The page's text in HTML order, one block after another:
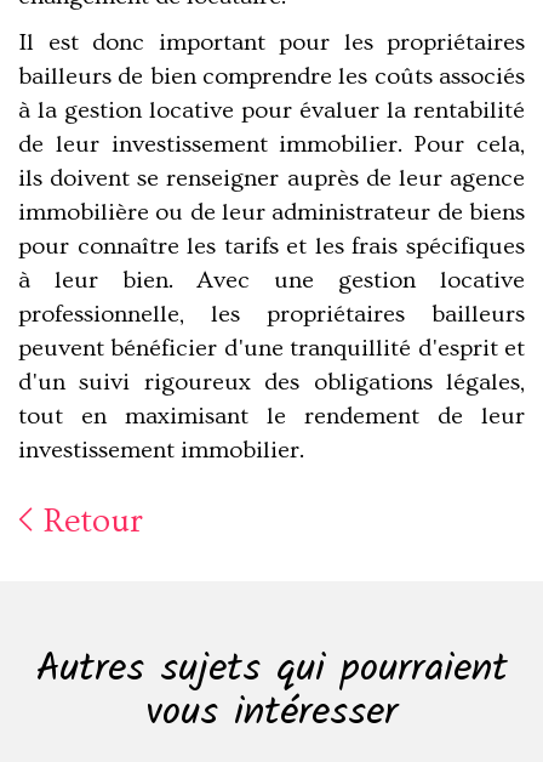
Il est donc important pour les propriétaires
bailleurs de bien comprendre les coûts associés
à la gestion locative pour évaluer la rentabilité
de leur investissement immobilier. Pour cela,
ils doivent se renseigner auprès de leur agence
immobilière ou de leur administrateur de biens
pour connaître les tarifs et les frais spécifiques
à leur bien. Avec une gestion locative
professionnelle, les propriétaires bailleurs
peuvent bénéficier d'une tranquillité d'esprit et
d'un suivi rigoureux des obligations légales,
tout en maximisant le rendement de leur
investissement immobilier.
Retour
Autres sujets qui pourraient
vous intéresser